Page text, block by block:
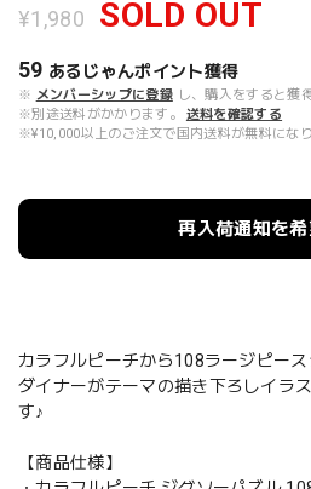
¥1,980 SOLD OUT
59 あるじゃんポイント獲得
※ メンバーシップに登録 し、購入をすると獲
※別途送料がかかります。
送料を確認する
※¥10,000以上のご注文で国内送料が無料になり
再入荷通知を
カラフルピーチから108ラージピース
ダイナーがテーマの描き下ろしイラ
す♪
【商品仕様】